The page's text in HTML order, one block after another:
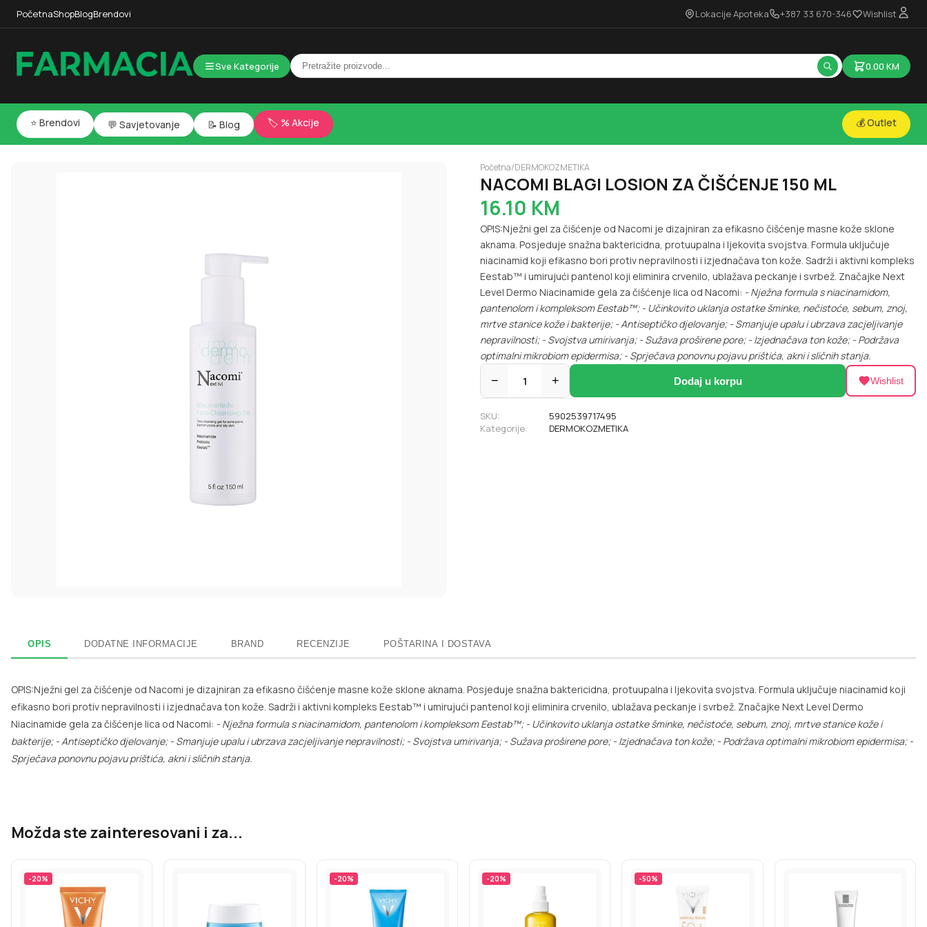
PočetnaShopBlogBrendovi Lokacije Apoteka +387 33 670-346 Wishlist
Sve Kategorije 0.00 KM
⭐ Brendovi 💬 Savjetovanje 📝 Blog 🏷️ % Akcije 💰 Outlet
Početna/DERMOKOZMETIKA
NACOMI BLAGI LOSION ZA ČIŠĆENJE 150 ML
16.10 KM
OPIS:Nježni gel za čišćenje od Nacomi je dizajniran za efikasno čišćenje masne kože sklone
aknama. Posjeduje snažna baktericidna, protuupalna i ljekovita svojstva. Formula uključuje
niacinamid koji efikasno bori protiv nepravilnosti i izjednačava ton kože. Sadrži i aktivni kompleks
Eestab™ i umirujući pantenol koji eliminira crvenilo, ublažava peckanje i svrbež. Značajke Next
Level Dermo Niacinamide gela za čišćenje lica od Nacomi: - Nježna formula s niacinamidom,
pantenolom i kompleksom Eestab™; - Učinkovito uklanja ostatke šminke, nečistoće, sebum, znoj,
mrtve stanice kože i bakterije; - Antiseptičko djelovanje; - Smanjuje upalu i ubrzava zacjeljivanje
nepravilnosti; - Svojstva umirivanja; - Sužava proširene pore; - Izjednačava ton kože; - Podržava
optimalni mikrobiom epidermisa; - Sprječava ponovnu pojavu prištića, akni i sličnih stanja.
− 1 + Dodaj u korpu Wishlist
SKU:
5902539717495
Kategorije:
DERMOKOZMETIKA
OPIS DODATNE INFORMACIJE BRAND RECENZIJE POŠTARINA I DOSTAVA
OPIS:Nježni gel za čišćenje od Nacomi je dizajniran za efikasno čišćenje masne kože sklone aknama. Posjeduje snažna baktericidna, protuupalna i ljekovita svojstva. Formula uključuje niacinamid koji
efikasno bori protiv nepravilnosti i izjednačava ton kože. Sadrži i aktivni kompleks Eestab™ i umirujući pantenol koji eliminira crvenilo, ublažava peckanje i svrbež. Značajke Next Level Dermo
Niacinamide gela za čišćenje lica od Nacomi: - Nježna formula s niacinamidom, pantenolom i kompleksom Eestab™; - Učinkovito uklanja ostatke šminke, nečistoće, sebum, znoj, mrtve stanice kože i
bakterije; - Antiseptičko djelovanje; - Smanjuje upalu i ubrzava zacjeljivanje nepravilnosti; - Svojstva umirivanja; - Sužava proširene pore; - Izjednačava ton kože; - Podržava optimalni mikrobiom epidermisa; -
Sprječava ponovnu pojavu prištića, akni i sličnih stanja.
Možda ste zainteresovani i za...
-20% -20% -20% -50%